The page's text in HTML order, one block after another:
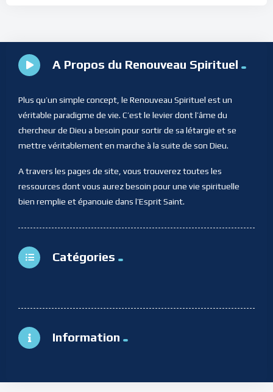
A Propos du Renouveau Spirituel
Plus qu’un simple concept, le Renouveau Spirituel est un
véritable paradigme de vie. C’est le levier dont l’âme du
chercheur de Dieu a besoin pour sortir de sa létargie et se
mettre véritablement en marche à la suite de son Dieu.
A travers les pages de site, vous trouverez toutes les
ressources dont vous aurez besoin pour une vie spirituelle
bien remplie et épanouie dans l’Esprit Saint.
Catégories
Information